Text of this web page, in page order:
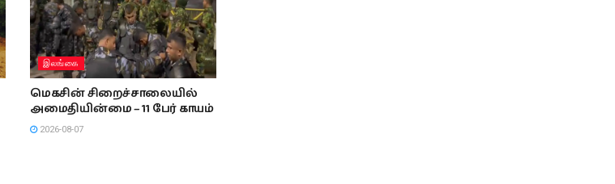
இலங்கை
மெகசின் சிறைச்சாலையில்
அமைதியின்மை – 11 பேர் காயம்
2026-08-07